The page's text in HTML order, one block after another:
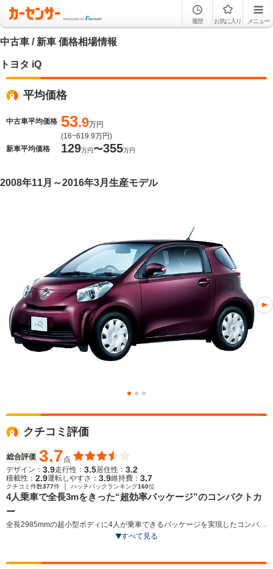
履歴 お気に入り メニュー
中古車 / 新車 価格相場情報
トヨタ iQ
平均価格
中古車平均価格 53.9万円
(16~619.9万円)
新車平均価格
129万円〜355万円
2008年11月～2016年3月生産モデル
クチコミ評価
総合評価 3.7点
デザイン： 3.9走行性： 3.5居住性： 3.2
積載性： 2.9運転しやすさ： 3.9維持費： 3.7
クチコミ件数377件 ハッチバックランキング160位
4人乗車で全長3mをきった“超効率パッケージ”のコンパクトカ
ー
全長2985mmの超小型ボディに4人が乗車できるパッケージを実現したコンパク
トモデル。自然界の造形美を生かした線や面を用いた内外装デザインをもつ。
すべて見る